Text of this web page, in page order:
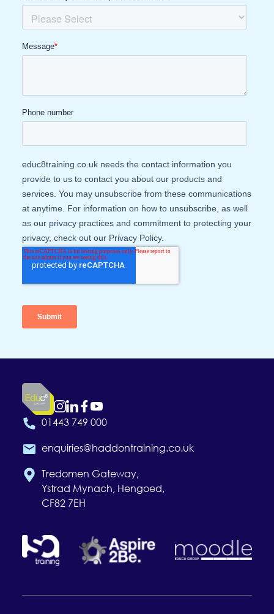
01443 749 000
enquiries@haddontraining.co.uk
Tredomen Gateway,
Ystrad Mynach, Hengoed,
CF82 7EH